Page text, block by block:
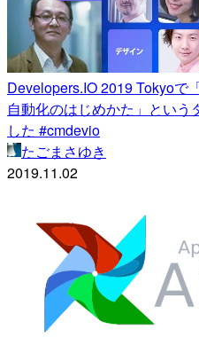
Developers.IO 2019 Tokyoで
自動化のはじめかた」という
した #cmdevio
たごまさゆき
2019.11.02